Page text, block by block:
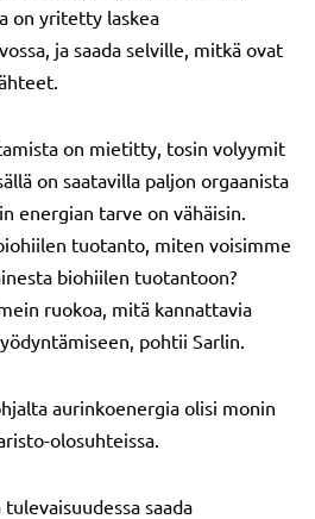
on yritetty laskea
ja saada selville, mitkä ovat
on mietitty, tosin volyymit
on saatavilla paljon orgaanista
energian tarve on vähäisin.
tuotanto, miten voisimme
biohiilen tuotantoon?
ruokoa, mitä kannattavia
pohtii Sarlin.
aurinkoenergia olisi monin
olosuhteissa.
saada